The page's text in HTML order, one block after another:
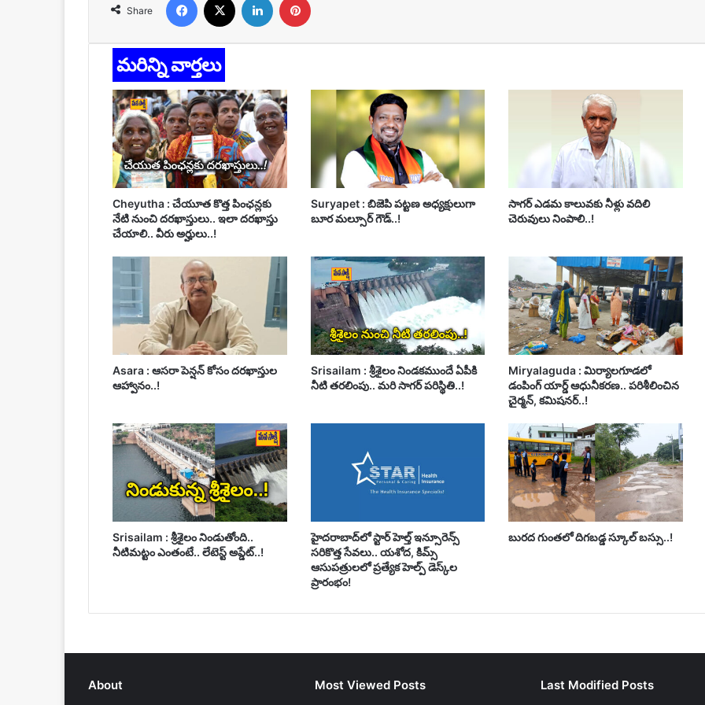
Share
మరిన్ని వార్తలు
Cheyutha : చేయూత కొత్త పింఛన్లకు
నేటి నుంచి దరఖాస్తులు.. ఇలా దరఖాస్తు
చేయాలి.. వీరు అర్హులు..!
Suryapet : బిజెపి పట్టణ అధ్యక్షులుగా
బూర మల్సూర్ గౌడ్..!
సాగర్ ఎడమ కాలువకు నీళ్లు వదిలి
చెరువులు నింపాలి..!
Asara : ఆసరా పెన్షన్ కోసం దరఖాస్తుల
ఆహ్వానం..!
Srisailam : శ్రీశైలం నిండకముందే ఏపీకి
నీటి తరలింపు.. మరి సాగర్ పరిస్థితి..!
Miryalaguda : మిర్యాలగూడలో
డంపింగ్ యార్డ్ ఆధునీకరణ.. పరిశీలించిన
చైర్మన్, కమిషనర్..!
Srisailam : శ్రీశైలం నిండుతోంది..
నీటిమట్టం ఎంతంటే.. లేటెస్ట్ అప్డేట్..!
హైదరాబాద్‌లో స్టార్ హెల్త్ ఇన్సూరెన్స్
సరికొత్త సేవలు.. యశోద, కిమ్స్
ఆసుపత్రులలో ప్రత్యేక హెల్ప్ డెస్క్‌ల
ప్రారంభం!
బురద గుంతలో దిగబడ్డ స్కూల్ బస్సు..!
About Most Viewed Posts Last Modified Posts